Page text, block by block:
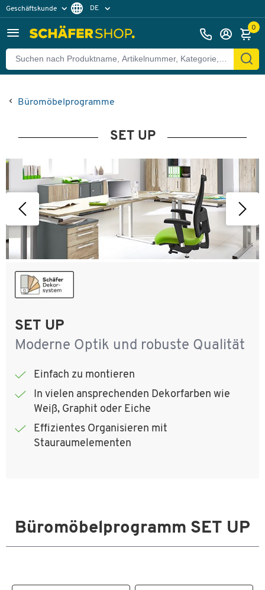
Geschäftskunde DE
0
Büromöbelprogramme
SET UP
SET UP
Moderne Optik und robuste Qualität
Einfach zu montieren
In vielen ansprechenden Dekorfarben wie
Weiß, Graphit oder Eiche
Effizientes Organisieren mit
Stauraumelementen
Büromöbelprogramm SET UP